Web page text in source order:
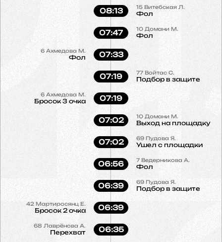
15 Витебская Л.
Фол
08:13
10 Домани М.
Фол
07:47
6 Ахмедова М.
Фол 07:33
77 Войтас С.
Подбор в защите
07:19
6 Ахмедова М.
Бросок 3 очка 07:19
10 Домани М.
Выход на площадку
07:02
69 Пудова Я.
Ушел с площадки
07:02
7 Ведерникова А.
Фол
06:56
69 Пудова Я.
Подбор в защите
06:39
42 Мартиросянц Е.
Бросок 2 очка 06:39
68 Лаврёнова А.
Перехват 06:35